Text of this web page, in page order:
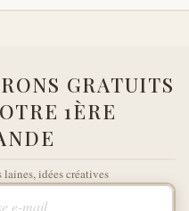
GRATUITS
1ÈRE
idées créatives